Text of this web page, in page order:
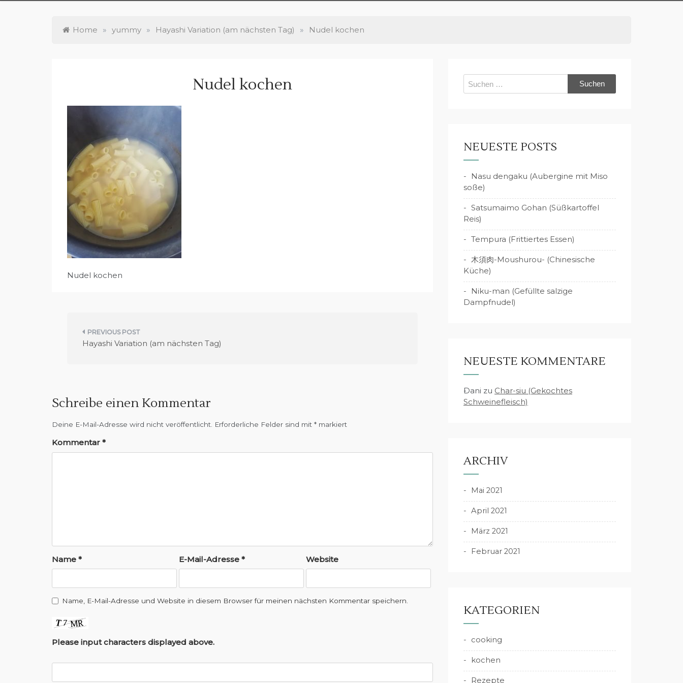
Home » yummy » Hayashi Variation (am nächsten Tag) » Nudel kochen
Nudel kochen
Nudel kochen
B
t
a
g
g
a
t
i
Hayashi Variation (am nächsten Tag)
Schreibe einen Kommentar
Deine E-Mail-Adresse wird nicht veröffentlicht. Erforderliche Felder sind mit * markiert
Kommentar *
Name * E-Mail-Adresse * Website
Name, E-Mail-Adresse und Website in diesem Browser für meinen nächsten Kommentar speichern.
Please input characters displayed above.
Suchen
nach:
NEUESTE POSTS
Nasu dengaku (Aubergine mit Miso
soße)
Satsumaimo Gohan (Süßkartoffel
Reis)
Tempura (Frittiertes Essen)
木須肉-Moushurou- (Chinesische
Küche)
Niku-man (Gefüllte salzige
Dampfnudel)
NEUESTE KOMMENTARE
Dani zu Char-siu (Gekochtes
Schweinefleisch)
ARCHIV
Mai 2021
April 2021
März 2021
Februar 2021
KATEGORIEN
cooking
kochen
Rezepte